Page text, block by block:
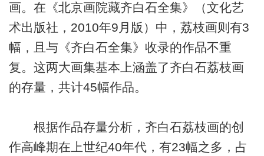
画。在《北京画院藏齐白石全集》（文化艺
术出版社，2010年9月版）中，荔枝画则有3
幅，且与《齐白石全集》收录的作品不重
复。这两大画集基本上涵盖了齐白石荔枝画
的存量，共计45幅作品。
根据作品存量分析，齐白石荔枝画的创
作高峰期在上世纪40年代，有23幅之多，占